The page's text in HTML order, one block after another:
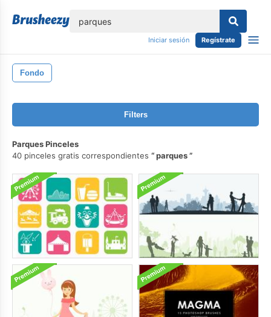
Iniciar sesión Regístrate
Fondo
Filters
Parques Pinceles
40 pinceles gratis correspondientes
parques